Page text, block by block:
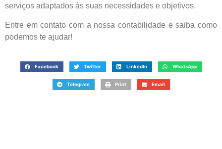
serviços adaptados às suas necessidades e objetivos.
Entre em contato com a nossa contabilidade e saiba como
podemos te ajudar!
Facebook Twitter LinkedIn WhatsApp
Telegram Print Email